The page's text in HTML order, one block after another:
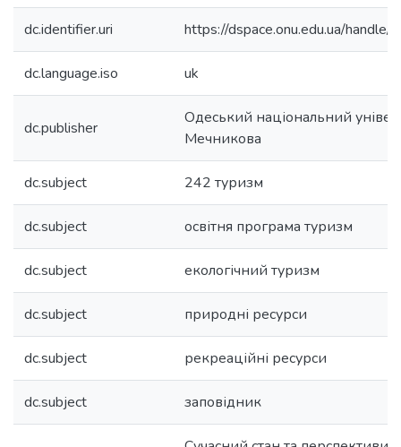
dc.identifier.uri https://dspace.onu.edu.ua/
dc.language.iso uk
dc.publisher
Одеський національний
Мечникова
dc.subject 242 туризм
dc.subject освітня програма туризм
dc.subject екологічний туризм
dc.subject природні ресурси
dc.subject рекреаційні ресурси
dc.subject заповідник